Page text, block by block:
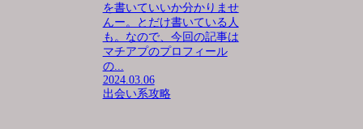
を書いていいか分かりませ
んー。とだけ書いている人
も。なので、今回の記事は
マチアプのプロフィール
の...
2024.03.06
出会い系攻略